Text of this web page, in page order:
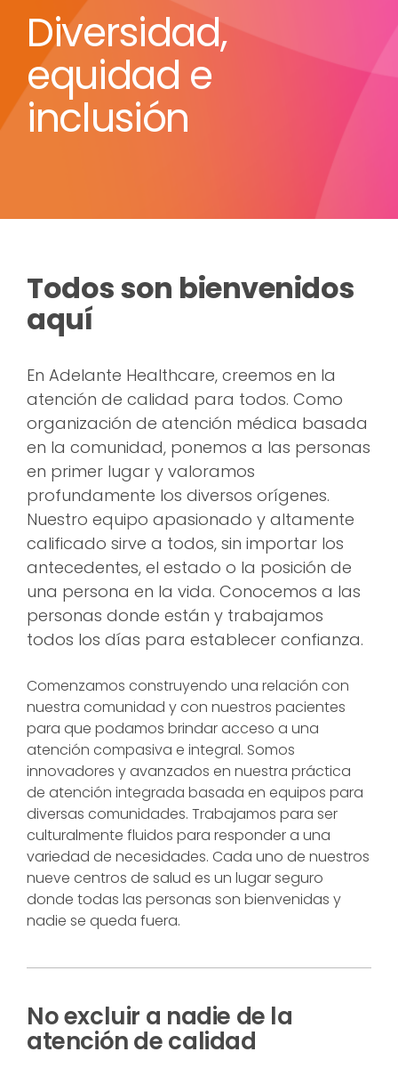
Diversidad,
equidad e
inclusión
Todos son bienvenidos
aquí
En Adelante Healthcare, creemos en la
atención de calidad para todos. Como
organización de atención médica basada
en la comunidad, ponemos a las personas
en primer lugar y valoramos
profundamente los diversos orígenes.
Nuestro equipo apasionado y altamente
calificado sirve a todos, sin importar los
antecedentes, el estado o la posición de
una persona en la vida. Conocemos a las
personas donde están y trabajamos
todos los días para establecer confianza.
Comenzamos construyendo una relación con
nuestra comunidad y con nuestros pacientes
para que podamos brindar acceso a una
atención compasiva e integral. Somos
innovadores y avanzados en nuestra práctica
de atención integrada basada en equipos para
diversas comunidades. Trabajamos para ser
culturalmente fluidos para responder a una
variedad de necesidades. Cada uno de nuestros
nueve centros de salud es un lugar seguro
donde todas las personas son bienvenidas y
nadie se queda fuera.
No excluir a nadie de la
atención de calidad